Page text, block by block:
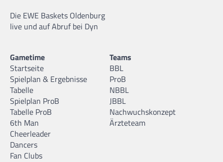
Die EWE Baskets Oldenburg
live und auf Abruf bei Dyn
Gametime
Startseite
Spielplan & Ergebnisse
Tabelle
Spielplan ProB
Tabelle ProB
6th Man
Cheerleader
Dancers
Fan Clubs
Teams
BBL
ProB
NBBL
JBBL
Nachwuchskonzept
Ärzteteam